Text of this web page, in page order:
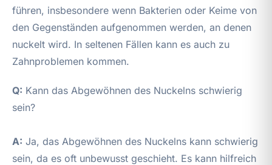
führen, insbesondere wenn Bakterien oder Keime von
den Gegenständen aufgenommen werden, an denen
nuckelt wird. In seltenen Fällen kann es auch zu
Zahnproblemen kommen.
Q: Kann das Abgewöhnen des Nuckelns schwierig
sein?
A: Ja, das Abgewöhnen des Nuckelns kann schwierig
sein, da es oft unbewusst geschieht. Es kann hilfreich